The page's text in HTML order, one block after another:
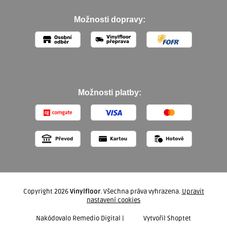
Možnosti dopravy:
Možnosti platby:
Nakódovalo Remedio Digital | Vytvořil Shoptet
Copyright 2026Vinylfloor. Všechna práva vyhrazena. Upravit
nastavení cookies